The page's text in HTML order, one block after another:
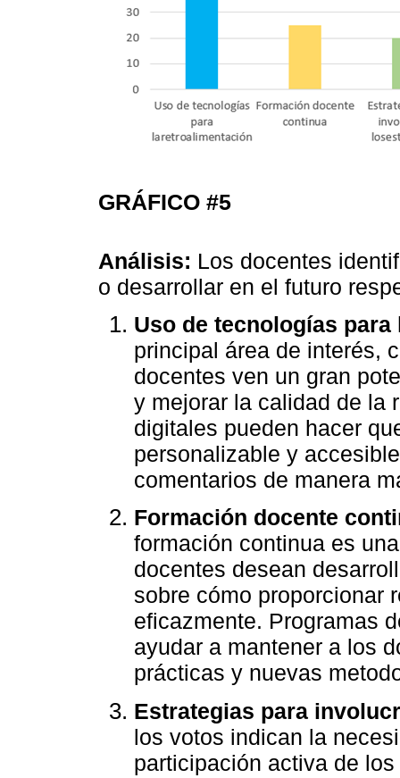
GRÁFICO #5
Análisis: Los docentes
o desarrollar en el futuro
Uso de tecnologías
principal área de interés,
docentes ven un gran
y mejorar la calidad de la
digitales pueden hacer
personalizable y
comentarios de manera
Formación docente
formación continua es
docentes desean
sobre cómo proporcionar
eficazmente. Programas
ayudar a mantener a los
prácticas y nuevas
Estrategias para
los votos indican la
participación activa de